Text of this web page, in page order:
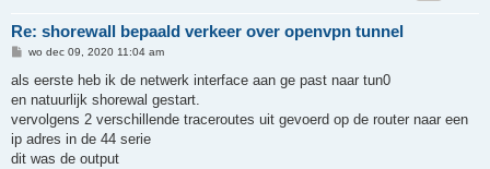
ACCEPT  all     fw      tcp     10600-10998
ACCEPT  all     fw      udp     5000-5001
ACCEPT  all     fw      udp     5060
ACCEPT  all     fw      udp     5090
ACCEPT  all     fw      udp     9000-9398
Re: shorewall bepaald verkeer over openvpn tunnel
B
r
c
h
wo dec 09, 2020 11:04 am
als eerste heb ik de netwerk interface aan ge past naar tun0
en natuurlijk shorewal gestart.
vervolgens 2 verschillende traceroutes uit gevoerd op de router naar een
ip adres in de 44 serie
dit was de output